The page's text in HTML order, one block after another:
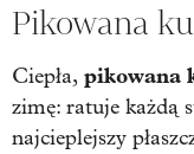
Pikowana
Ciepła, pikowana
zimę: ratuje każdą
najcieplejszy